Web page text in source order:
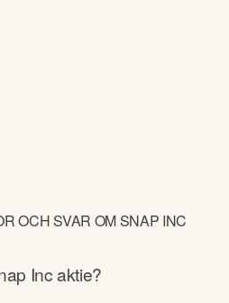
OCH SVAR OM SNAP INC
Incaktie?